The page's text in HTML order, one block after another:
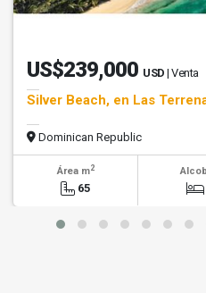
US$239,000 USD | Venta
Silver Beach, en Las
Dominican Republic
Área m2
65